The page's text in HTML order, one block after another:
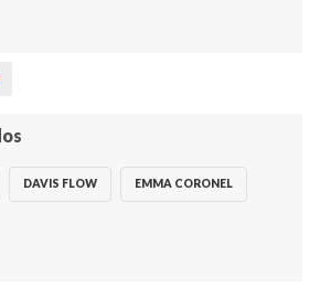
DAVIS FLOW EMMA CORONEL